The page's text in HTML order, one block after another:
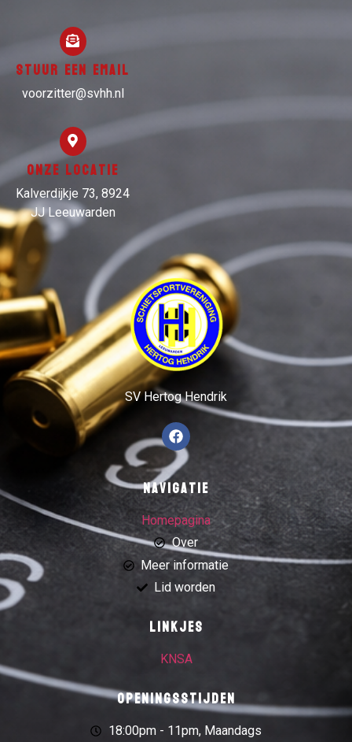
Stuur een email
voorzitter@svhh.nl
Onze locatie
Kalverdijkje 73, 8924
JJ Leeuwarden
SV Hertog Hendrik
Navigatie
Homepagina
Over
Meer informatie
Lid worden
Linkjes
KNSA
Openingsstijden
18:00pm - 11pm, Maandags